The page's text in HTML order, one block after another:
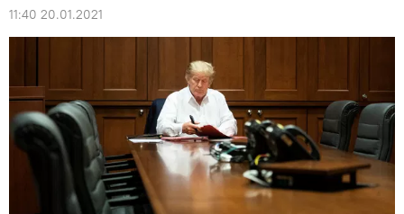
11:40 20.01.2021